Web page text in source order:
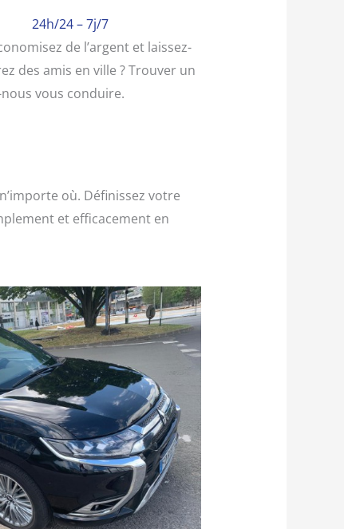
24h/24 – 7j/7
de l’argent et laissez-
des amis en ville ? Trouver un
vous conduire.
où. Définissez votre
et efficacement en